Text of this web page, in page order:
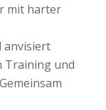
mit harter
anvisiert
Training und